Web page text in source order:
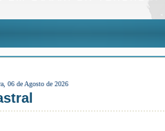
06 de Agosto de 2026